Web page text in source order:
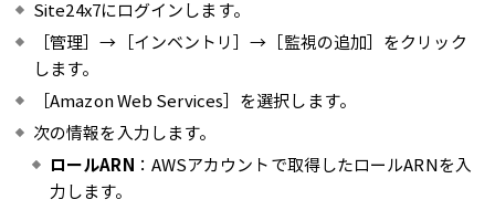
Site24x7にログインします。
［管理］→［インベントリ］→［監視の追加］をクリック
します。
［Amazon Web Services］を選択します。
次の情報を入力します。
ロールARN ：AWSアカウントで取得したロールARNを入
力します。